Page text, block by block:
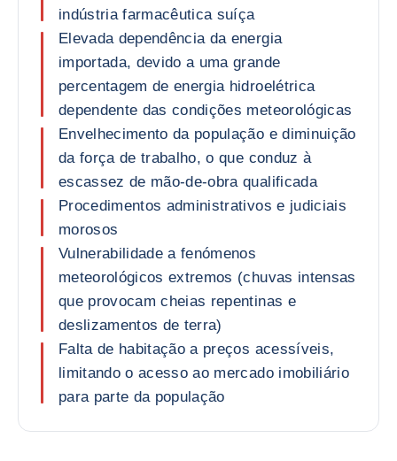
indústria farmacêutica suíça
Elevada dependência da energia
importada, devido a uma grande
percentagem de energia hidroelétrica
dependente das condições meteorológicas
Envelhecimento da população e diminuição
da força de trabalho, o que conduz à
escassez de mão-de-obra qualificada
Procedimentos administrativos e judiciais
morosos
Vulnerabilidade a fenómenos
meteorológicos extremos (chuvas intensas
que provocam cheias repentinas e
deslizamentos de terra)
Falta de habitação a preços acessíveis,
limitando o acesso ao mercado imobiliário
para parte da população